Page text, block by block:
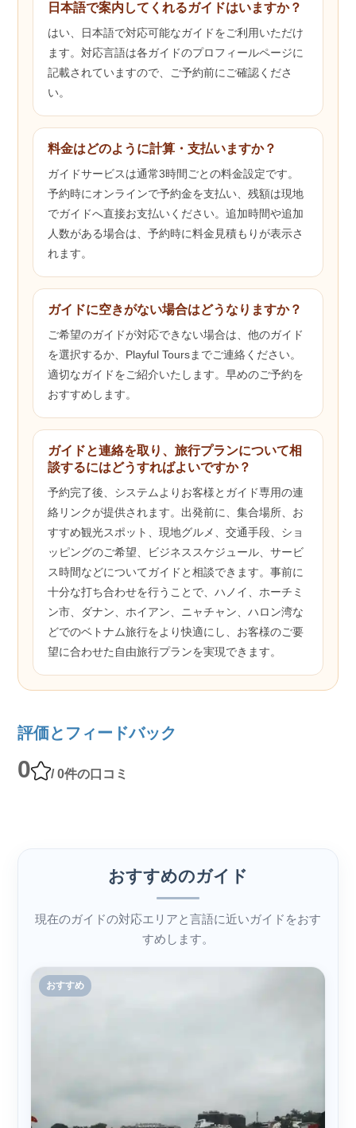
日本語で案内してくれるガイドはいますか？
はい、日本語で対応可能なガイドをご利用いただけ
ます。対応言語は各ガイドのプロフィールページに
記載されていますので、ご予約前にご確認くださ
い。
料金はどのように計算・支払いますか？
ガイドサービスは通常3時間ごとの料金設定です。
予約時にオンラインで予約金を支払い、残額は現地
でガイドへ直接お支払いください。追加時間や追加
人数がある場合は、予約時に料金見積もりが表示さ
れます。
ガイドに空きがない場合はどうなりますか？
ご希望のガイドが対応できない場合は、他のガイド
を選択するか、Playful Toursまでご連絡ください。
適切なガイドをご紹介いたします。早めのご予約を
おすすめします。
ガイドと連絡を取り、旅行プランについて相
談するにはどうすればよいですか？
予約完了後、システムよりお客様とガイド専用の連
絡リンクが提供されます。出発前に、集合場所、お
すすめ観光スポット、現地グルメ、交通手段、ショ
ッピングのご希望、ビジネススケジュール、サービ
ス時間などについてガイドと相談できます。事前に
十分な打ち合わせを行うことで、ハノイ、ホーチミ
ン市、ダナン、ホイアン、ニャチャン、ハロン湾な
どでのベトナム旅行をより快適にし、お客様のご要
望に合わせた自由旅行プランを実現できます。
評価とフィードバック
0 / 0件の口コミ
おすすめのガイド
現在のガイドの対応エリアと言語に近いガイドをおす
すめします。
おすすめ